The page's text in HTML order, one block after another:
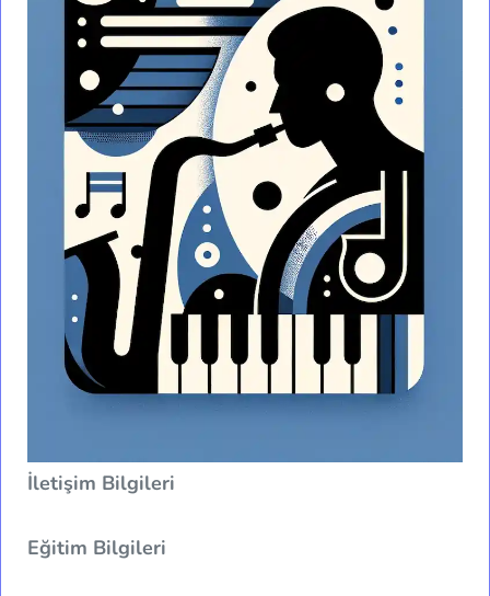
İletişim Bilgileri
Eğitim Bilgileri